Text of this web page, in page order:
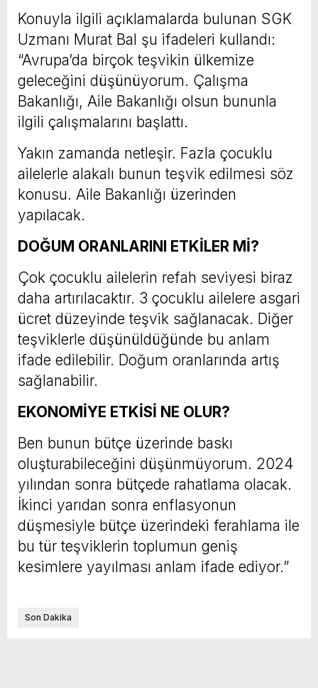
Konuyla ilgili açıklamalarda bulunan SGK
Uzmanı Murat Bal şu ifadeleri kullandı:
“Avrupa’da birçok teşvikin ülkemize
geleceğini düşünüyorum. Çalışma
Bakanlığı, Aile Bakanlığı olsun bununla
ilgili çalışmalarını başlattı.
Yakın zamanda netleşir. Fazla çocuklu
ailelerle alakalı bunun teşvik edilmesi söz
konusu. Aile Bakanlığı üzerinden
yapılacak.
DOĞUM ORANLARINI ETKİLER Mİ?
Çok çocuklu ailelerin refah seviyesi biraz
daha artırılacaktır. 3 çocuklu ailelere asgari
ücret düzeyinde teşvik sağlanacak. Diğer
teşviklerle düşünüldüğünde bu anlam
ifade edilebilir. Doğum oranlarında artış
sağlanabilir.
EKONOMİYE ETKİSİ NE OLUR?
Ben bunun bütçe üzerinde baskı
oluşturabileceğini düşünmüyorum. 2024
yılından sonra bütçede rahatlama olacak.
İkinci yarıdan sonra enflasyonun
düşmesiyle bütçe üzerindeki ferahlama ile
bu tür teşviklerin toplumun geniş
kesimlere yayılması anlam ifade ediyor.”
Son Dakika